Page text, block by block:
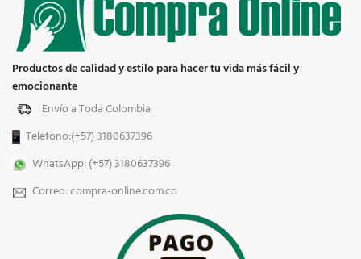
Productos de calidad y estilo para hacer tu vida más fácil y
emocionante
Envío a Toda Colombia
Telefono:(+57) 3180637396
WhatsApp: (+57) 3180637396
Correo: compra-online.com.co